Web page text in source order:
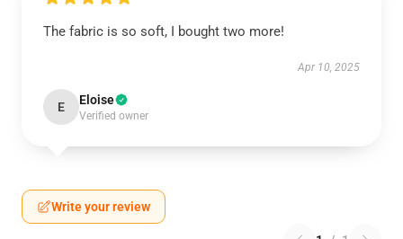
The fabric is so soft, I bought two more!
Apr 10, 2025
E Eloise
Verified owner
Write your review